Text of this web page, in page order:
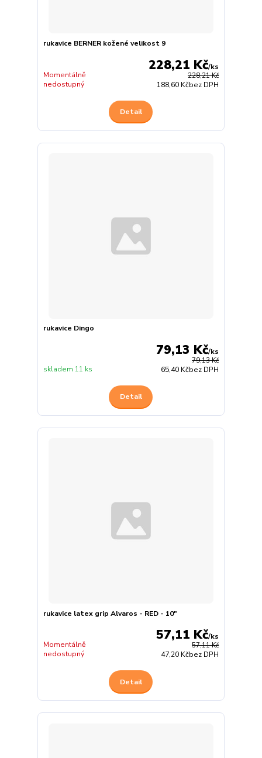
rukavice BERNER kožené velikost 9
228,21 Kč
228,21 Kč/ks
188,60 Kčbez DPH
Momentálně
nedostupný
Detail
rukavice Dingo
79,13 Kč
79,13 Kč/ks
65,40 Kčbez DPH
skladem 11 ks
Detail
rukavice latex grip Alvaros - RED - 10"
57,11 Kč
57,11 Kč/ks
47,20 Kčbez DPH
Momentálně
nedostupný
Detail